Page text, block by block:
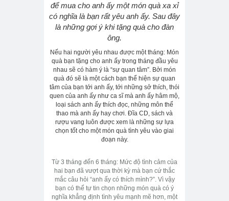
để mua cho anh ấy một món quà xa xỉ
có nghĩa là bạn rất yêu anh ấy. Sau đây
là những gợi ý khi tặng quà cho đàn
ông.
Nếu hai người yêu nhau được một tháng: Món
quà bạn tặng cho anh ấy trong tháng đầu yêu
nhau sẽ có hàm ý là “sự quan tâm”. Bởi món
quà đó sẽ là một cách bạn thể hiện sự quan
tâm của bạn tới anh ấy, tới những sở thích, thói
quen của anh ấy như ca sĩ mà anh ấy hâm mộ,
loại sách anh ấy thích đọc, những môn thể
thao mà anh ấy hay chơi. Đĩa CD, sách và
rượu vang luôn được xem là những sự lựa
chọn tốt cho một món quà tình yêu vào giai
đoạn này.
Từ 3 tháng đến 6 tháng: Mức độ tình cảm của
hai bạn đã vượt qua thời kỳ mà bạn cứ thắc
mắc câu hỏi “anh ấy có thích mình?”. Vì vậy
bạn có thể tự tin chọn những món quà có ý
nghĩa khẳng định tình yêu mạnh mẽ hơn, một